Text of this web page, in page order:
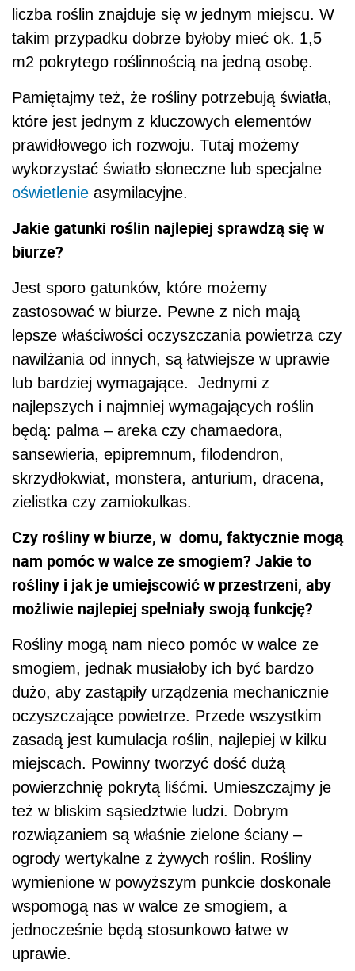
liczba roślin znajduje się w jednym miejscu. W
takim przypadku dobrze byłoby mieć ok. 1,5
m2 pokrytego roślinnością na jedną osobę.
Pamiętajmy też, że rośliny potrzebują światła,
które jest jednym z kluczowych elementów
prawidłowego ich rozwoju. Tutaj możemy
wykorzystać światło słoneczne lub specjalne
oświetlenie asymilacyjne.
Jakie gatunki roślin najlepiej sprawdzą się w
biurze?
Jest sporo gatunków, które możemy
zastosować w biurze. Pewne z nich mają
lepsze właściwości oczyszczania powietrza czy
nawilżania od innych, są łatwiejsze w uprawie
lub bardziej wymagające. Jednymi z
najlepszych i najmniej wymagających roślin
będą: palma – areka czy chamaedora,
sansewieria, epipremnum, filodendron,
skrzydłokwiat, monstera, anturium, dracena,
zielistka czy zamiokulkas.
Czy rośliny w biurze, w domu, faktycznie mogą
nam pomóc w walce ze smogiem? Jakie to
rośliny i jak je umiejscowić w przestrzeni, aby
możliwie najlepiej spełniały swoją funkcję?
Rośliny mogą nam nieco pomóc w walce ze
smogiem, jednak musiałoby ich być bardzo
dużo, aby zastąpiły urządzenia mechanicznie
oczyszczające powietrze. Przede wszystkim
zasadą jest kumulacja roślin, najlepiej w kilku
miejscach. Powinny tworzyć dość dużą
powierzchnię pokrytą liśćmi. Umieszczajmy je
też w bliskim sąsiedztwie ludzi. Dobrym
rozwiązaniem są właśnie zielone ściany –
ogrody wertykalne z żywych roślin. Rośliny
wymienione w powyższym punkcie doskonale
wspomogą nas w walce ze smogiem, a
jednocześnie będą stosunkowo łatwe w
uprawie.